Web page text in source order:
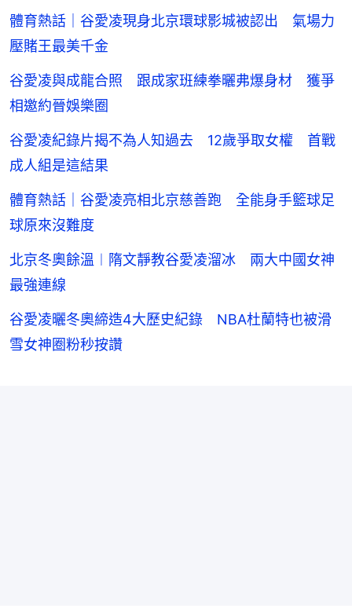
體育熱話｜谷愛凌現身北京環球影城被認出 氣場力
壓賭王最美千金
谷愛凌與成龍合照 跟成家班練拳曬弗爆身材 獲爭
相邀約晉娛樂圈
谷愛凌紀錄片揭不為人知過去 12歲爭取女權 首戰
成人組是這結果
體育熱話｜谷愛凌亮相北京慈善跑 全能身手籃球足
球原來沒難度
北京冬奧餘溫︱隋文靜教谷愛凌溜冰 兩大中國女神
最強連線
谷愛凌曬冬奧締造4大歷史紀錄 NBA杜蘭特也被滑
雪女神圈粉秒按讚